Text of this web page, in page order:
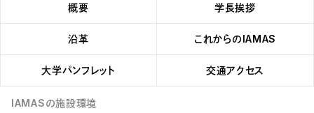
概要 学長挨拶
沿革 これからのIAMAS
大学パンフレット 交通アクセス
IAMASの施設環境